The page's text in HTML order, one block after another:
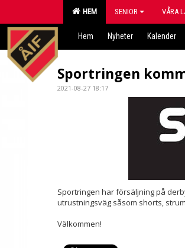
HEM SENIOR VÅRA
Hem Nyheter Kalender
Sportringen
2021-08-27 18:17
Sportringen har försäljning på
utrustningsväg såsom shorts,
Välkommen!